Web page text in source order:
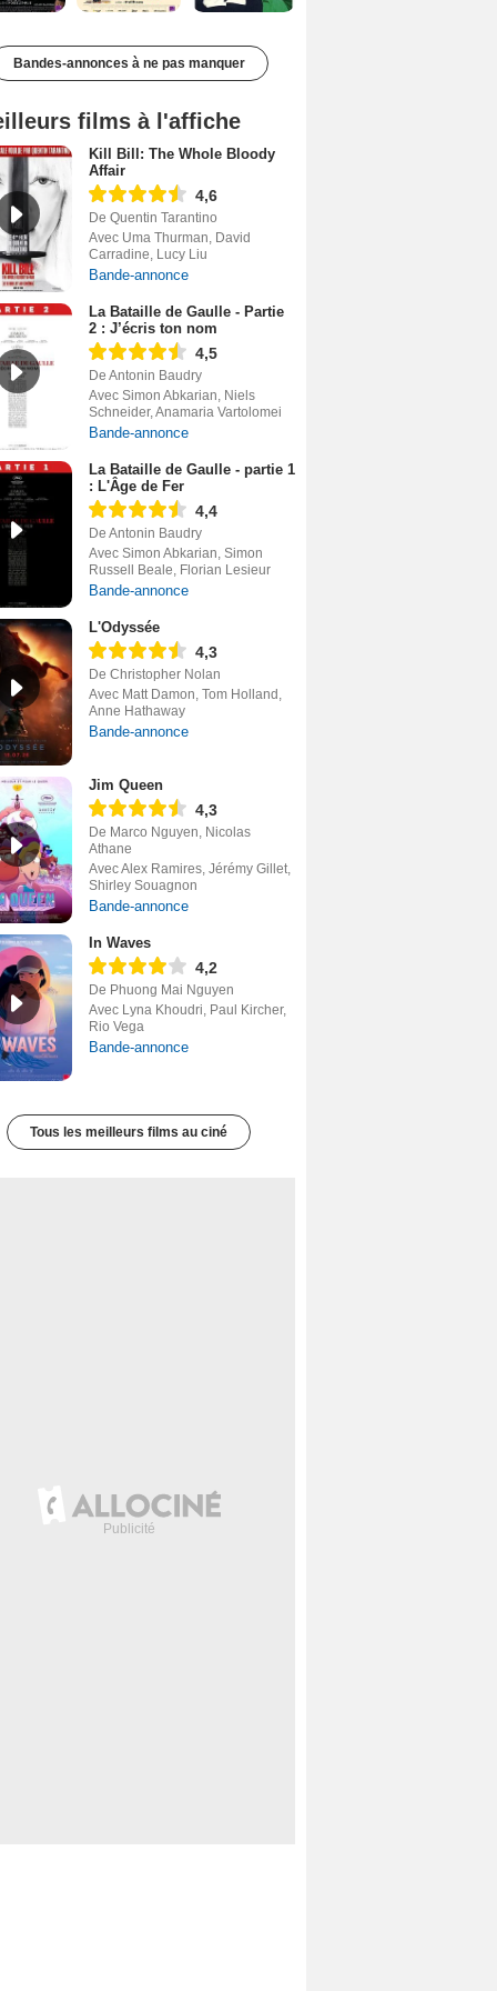
Bandes-annonces à ne pas manquer
films à l'affiche
Kill Bill: The Whole Bloody
Affair
4,6
De Quentin Tarantino
Avec Uma Thurman, David
Carradine, Lucy Liu
Bande-annonce
La Bataille de Gaulle - Partie
2 : J’écris ton nom
4,5
De Antonin Baudry
Avec Simon Abkarian, Niels
Schneider, Anamaria Vartolomei
Bande-annonce
La Bataille de Gaulle - partie 1
: L'Âge de Fer
4,4
De Antonin Baudry
Avec Simon Abkarian, Simon
Russell Beale, Florian Lesieur
Bande-annonce
L'Odyssée
4,3
De Christopher Nolan
Avec Matt Damon, Tom Holland,
Anne Hathaway
Bande-annonce
Jim Queen
4,3
De Marco Nguyen, Nicolas
Athane
Avec Alex Ramires, Jérémy Gillet,
Shirley Souagnon
Bande-annonce
In Waves
4,2
De Phuong Mai Nguyen
Avec Lyna Khoudri, Paul Kircher,
Rio Vega
Bande-annonce
Tous les meilleurs films au ciné